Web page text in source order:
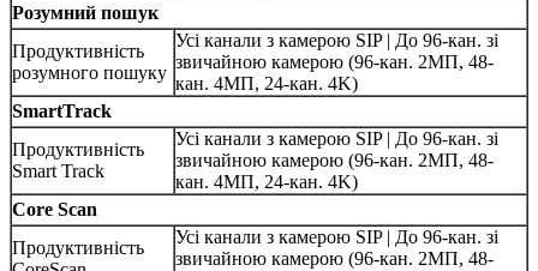
Розумний пошук
Продуктивність
розумного пошуку
Усі канали з камерою SIP | До 96-кан. зі
звичайною камерою (96-кан. 2МП, 48-
кан. 4МП, 24-кан. 4K)
SmartTrack
Продуктивність
Smart Track
Усі канали з камерою SIP | До 96-кан. зі
звичайною камерою (96-кан. 2МП, 48-
кан. 4МП, 24-кан. 4K)
Core Scan
Продуктивність
Усі канали з камерою SIP | До 96-кан. зі
звичайною камерою (96-кан. 2МП, 48-